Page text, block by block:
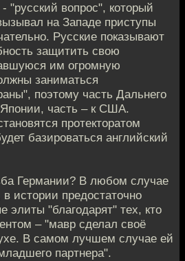
"русский вопрос", который
на Западе приступы
Русские показывают
защитить свою
им огромную
заниматься
поэтому часть Дальнего
Японии, часть – к США.
протекторатом
базироваться английский
Германии? В любом случае
истории предостаточно
элиты "благодарят" тех, кто
– "мавр сделал своё
В самом лучшем случае ей
партнера".